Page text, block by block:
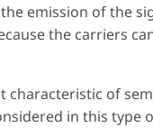
emission of the
the carriers
characteristic of
in this type